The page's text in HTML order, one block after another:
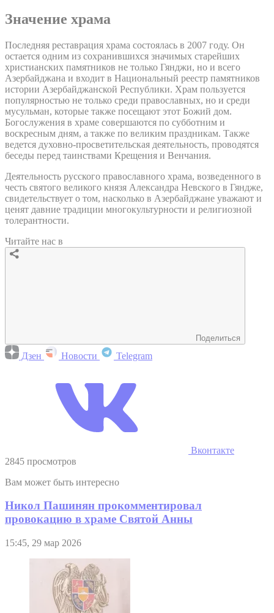
Значение храма
Последняя реставрация храма состоялась в 2007 году. Он
остается одним из сохранившихся значимых старейших
христианских памятников не только Гянджи, но и всего
Азербайджана и входит в Национальный реестр памятников
истории Азербайджанской Республики. Храм пользуется
популярностью не только среди православных, но и среди
мусульман, которые также посещают этот Божий дом.
Богослужения в храме совершаются по субботним и
воскресным дням, а также по великим праздникам. Также
ведется духовно-просветительская деятельность, проводятся
беседы перед таинствами Крещения и Венчания.
Деятельность русского православного храма, возведенного в
честь святого великого князя Александра Невского в Гяндже,
свидетельствует о том, насколько в Азербайджане уважают и
ценят давние традиции многокультурности и религиозной
толерантности.
Читайте нас в
Поделиться
Дзен Новости Telegram
Вконтакте
2845 просмотров
Вам может быть интересно
Никол Пашинян прокомментировал
провокацию в храме Святой Анны
15:45, 29 мар 2026